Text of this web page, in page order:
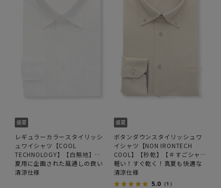
レギュラーカラースタイリッシ
ュワイシャツ【COOL
TECHNOLOGY】【白無地】
【OEKO-TEX】
夏用に企画された風通しの良い
清涼仕様
ボタンダウンスタイリッシュワ
イシャツ【NON IRONTECH
COOL】【秒乾】【＃すごシャ
ツ】
軽い！すぐ乾く！真夏も快適な
清涼仕様
5.0 （1）